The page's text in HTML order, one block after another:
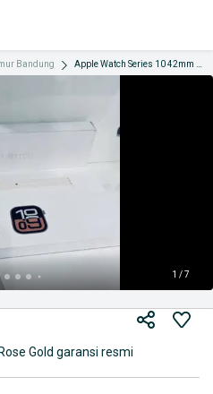
Bandung
1 / 7
Gold garansi resmi